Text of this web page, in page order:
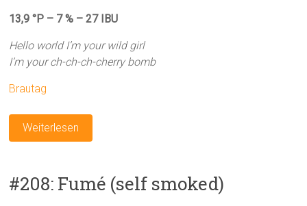
13,9 °P – 7 % – 27 IBU
Hello world I’m your wild girl
I’m your ch-ch-ch-cherry bomb
Brautag
Weiterlesen
#208: Fumé (self smoked)